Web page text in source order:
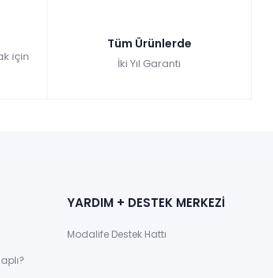
için
Tüm Ürünlerde
İki Yıl Garanti
YARDIM + DESTEK MERKEZİ
Modalife Destek Hattı